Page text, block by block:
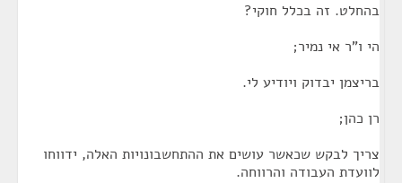
בהחלט. זה בכלל חוקי?
הי ו"ר אי נמיר;
בריצמן יבדוק ויודיע לי.
רן כהן;
צריך לבקש שכאשר עושים את ההתחשבונויות האלה, ידווחו
לוועדת העבודה והרווחה.